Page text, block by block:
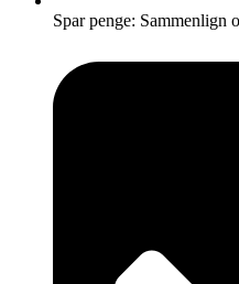
Spar penge: Sammenlign